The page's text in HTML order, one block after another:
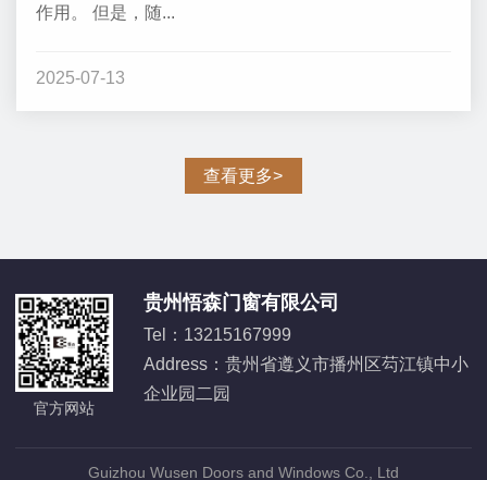
作用。 但是，随...
2025-07-13
查看更多>
官方网站
贵州悟森门窗有限公司
Tel：13215167999
Address：贵州省遵义市播州区芶江镇中小
企业园二园
Guizhou Wusen Doors and Windows Co., Ltd